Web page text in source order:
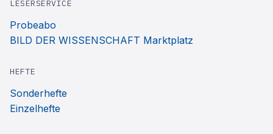
LESERSERVICE
Probeabo
BILD DER WISSENSCHAFT Marktplatz
HEFTE
Sonderhefte
Einzelhefte